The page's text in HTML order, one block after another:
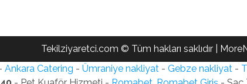
Tekilziyaretci.com © Tüm hakları saklıdır
Ankara Catering - Ümraniye nakliyat - Gebze nakliyat -